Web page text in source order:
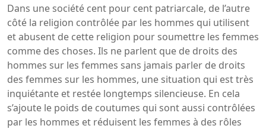
Dans une société cent pour cent patriarcale, de l’autre
côté la religion contrôlée par les hommes qui utilisent
et abusent de cette religion pour soumettre les femmes
comme des choses. Ils ne parlent que de droits des
hommes sur les femmes sans jamais parler de droits
des femmes sur les hommes, une situation qui est très
inquiétante et restée longtemps silencieuse. En cela
s’ajoute le poids de coutumes qui sont aussi contrôlées
par les hommes et réduisent les femmes à des rôles